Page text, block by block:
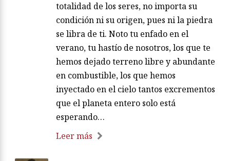
totalidad de los seres, no importa su
condición ni su origen, pues ni la piedra
se libra de ti. Noto tu enfado en el
verano, tu hastío de nosotros, los que te
hemos dejado terreno libre y abundante
en combustible, los que hemos
inyectado en el cielo tantos excrementos
que el planeta entero solo está
esperando…
Leer más